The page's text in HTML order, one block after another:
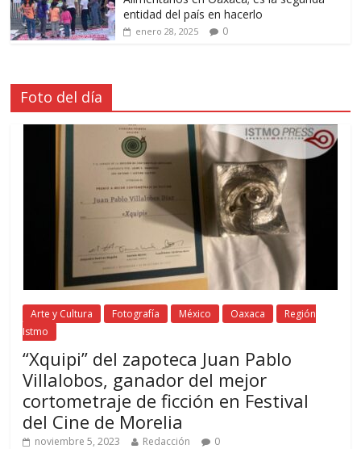
entidad del país en hacerlo
enero 28, 2025 0
Foto del día
Arte y Cultura Fotografía México Oaxaca
Región
Istmo
“Xquipi” del zapoteca Juan Pablo
Villalobos, ganador del mejor
cortometraje de ficción en Festival
del Cine de Morelia
noviembre 5, 2023 Redacción 0